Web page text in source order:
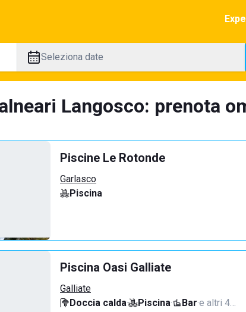
Seleziona date
Langosco: prenota
Piscine Le Rotonde
Garlasco
Piscina
Piscina Oasi Galliate
Galliate
Doccia calda· Piscina· Bar·e altri 4…